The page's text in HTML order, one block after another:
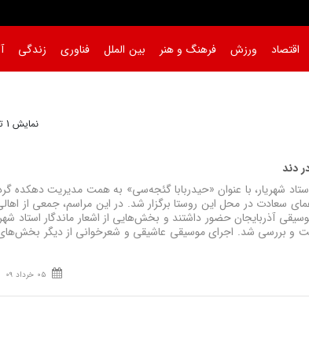
اقتصاد ورزش فرهنگ و هنر بین الملل فناوری زندگی
نمایش 1 تا 30 از 100
دند
شهریار، با عنوان «حیدربابا گئجه‌سی» به همت مدیریت دهکده
سعادت در محل این روستا برگزار شد. در این مراسم، جمعی از
آذربایجان حضور داشتند و بخش‌هایی از اشعار ماندگار استاد
و بررسی شد. اجرای موسیقی عاشیقی و شعرخوانی از دیگر
05 خرداد 09